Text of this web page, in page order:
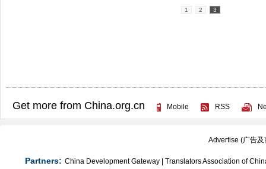
1 2 3
Get more from China.org.cn Mobile RSS